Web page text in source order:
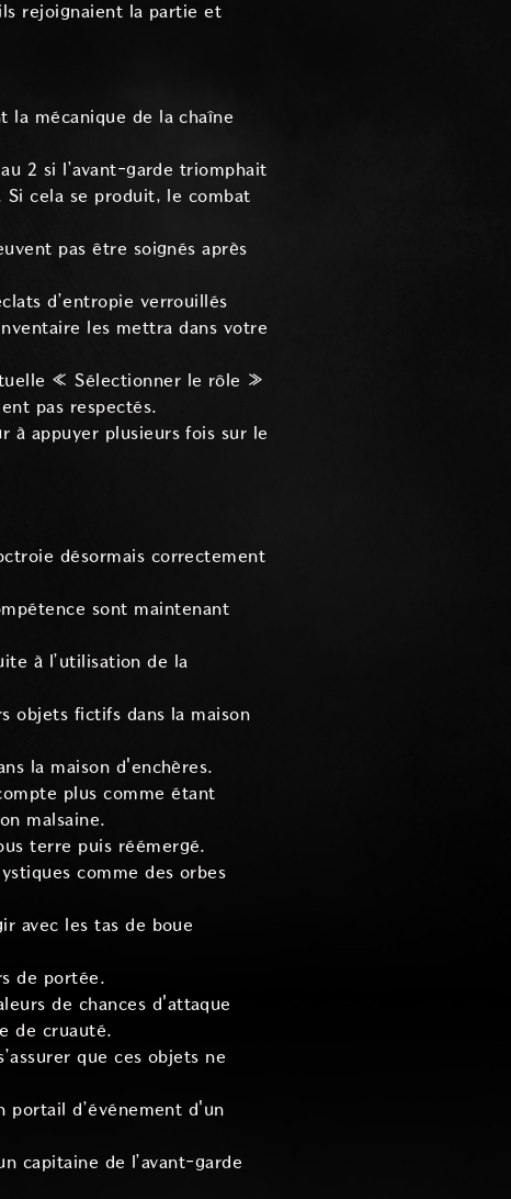
rejoignaient la partie et
la mécanique de la chaîne
2 si l’avant-garde triomphait
cela se produit, le combat
pas être soignés après
d’entropie verrouillés
les mettra dans votre
« Sélectionner le rôle »
pas respectés.
appuyer plusieurs fois sur le
désormais correctement
sont maintenant
à l’utilisation de la
objets fictifs dans la maison
la maison d'enchères.
plus comme étant
malsaine.
terre puis réémergé.
comme des orbes
avec les tas de boue
de portée.
de chances d'attaque
de cruauté.
que ces objets ne
portail d’événement d'un
capitaine de l’avant-garde